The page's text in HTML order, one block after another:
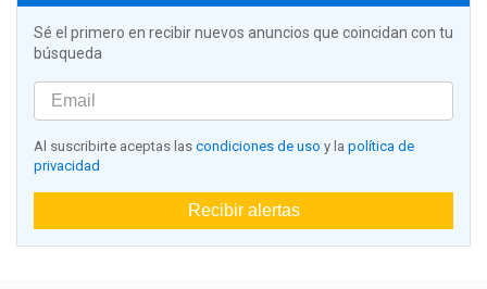
Sé el primero en recibir nuevos anuncios que coincidan con tu
búsqueda
Al suscribirte aceptas las condiciones de uso y la política de
privacidad
Recibir alertas